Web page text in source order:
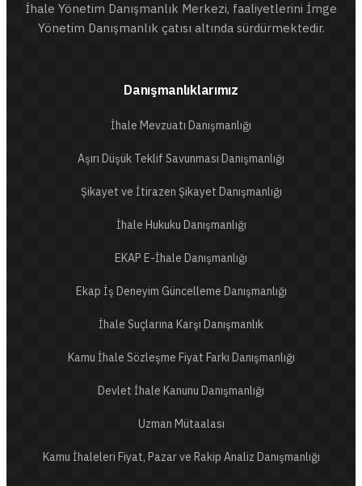
İhale Yönetim Danışmanlık Merkezi, faaliyetlerini İmge
Yönetim Danışmanlık çatısı altında sürdürmektedir.
Danışmanlıklarımız
İhale Mevzuatı Danışmanlığı
Aşırı Düşük Teklif Savunması Danışmanlığı
Şikayet ve İtirazen Şikayet Danışmanlığı
İhale Hukuku Danışmanlığı
EKAP E-İhale Danışmanlığı
Ekap İş Deneyim Güncelleme Danışmanlığı
İhale Suçlarına Karşı Danışmanlık
Kamu İhale Sözleşme Fiyat Farkı Danışmanlığı
Devlet İhale Kanunu Danışmanlığı
Uzman Mütaalası
Kamu İhaleleri Fiyat, Pazar ve Rakip Analiz Danışmanlığı